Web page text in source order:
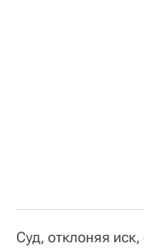
Суд, отклоняя